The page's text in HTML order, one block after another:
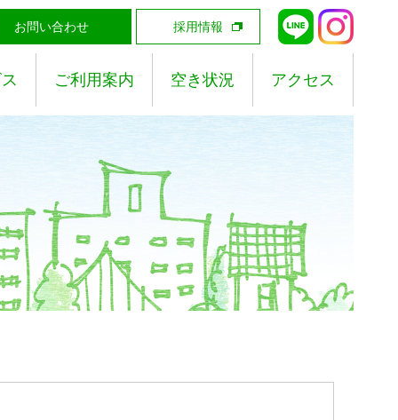
お問い合わせ 採用情報
ご利用案内 空き状況 アクセス